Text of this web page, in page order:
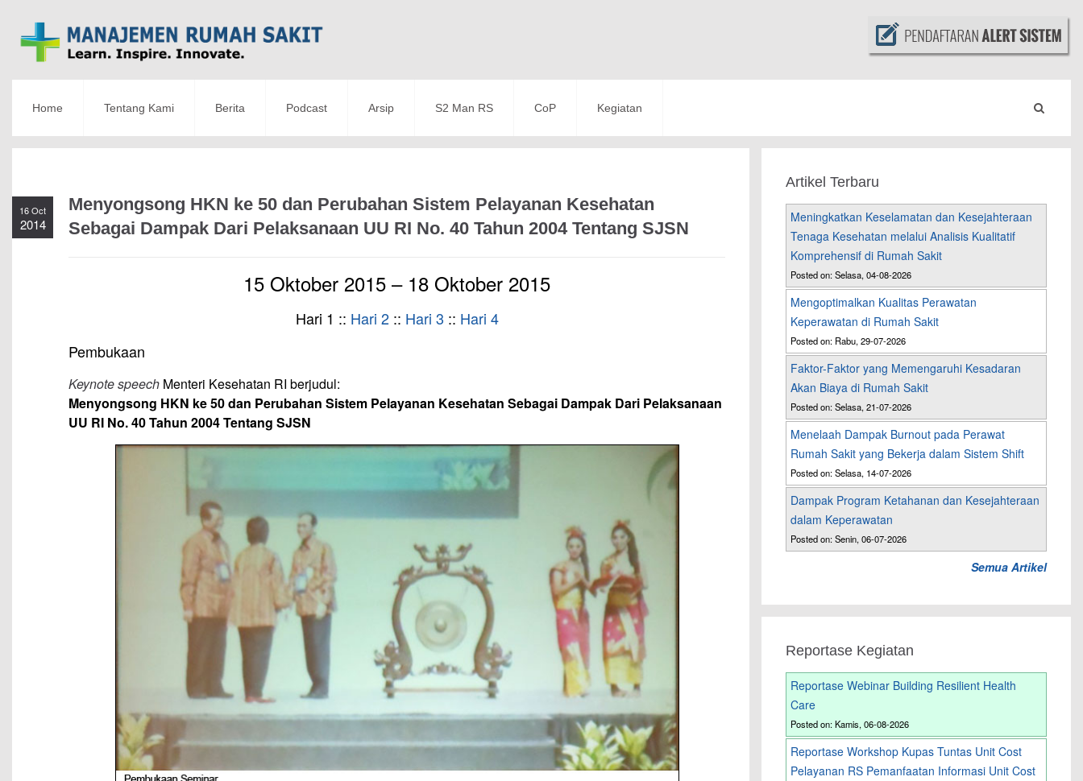
Home Tentang Kami Berita Podcast Arsip S2 Man RS CoP Kegiatan
16 Oct
2014
Menyongsong HKN ke 50 dan Perubahan Sistem Pelayanan Kesehatan
Sebagai Dampak Dari Pelaksanaan UU RI No. 40 Tahun 2004 Tentang SJSN
15 Oktober 2015 – 18 Oktober 2015
Hari 1 :: Hari 2:: Hari 3 :: Hari 4
Pembukaan
Keynote speech Menteri Kesehatan RI berjudul:
Menyongsong HKN ke 50 dan Perubahan Sistem Pelayanan Kesehatan Sebagai Dampak Dari Pelaksanaan
UU RI No. 40 Tahun 2004 Tentang SJSN
Artikel Terbaru
Meningkatkan Keselamatan dan Kesejahteraan
Tenaga Kesehatan melalui Analisis Kualitatif
Komprehensif di Rumah Sakit
Posted on: Selasa, 04-08-2026
Mengoptimalkan Kualitas Perawatan
Keperawatan di Rumah Sakit
Posted on: Rabu, 29-07-2026
Faktor-Faktor yang Memengaruhi Kesadaran
Akan Biaya di Rumah Sakit
Posted on: Selasa, 21-07-2026
Menelaah Dampak Burnout pada Perawat
Rumah Sakit yang Bekerja dalam Sistem Shift
Posted on: Selasa, 14-07-2026
Dampak Program Ketahanan dan Kesejahteraan
dalam Keperawatan
Posted on: Senin, 06-07-2026
Semua Artikel
Reportase Kegiatan
Reportase Webinar Building Resilient Health
Care
Posted on: Kamis, 06-08-2026
Reportase Workshop Kupas Tuntas Unit Cost
Pelayanan RS Pemanfaatan Informasi Unit Cost